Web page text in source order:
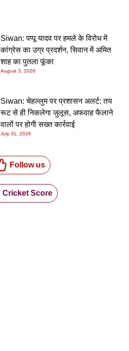
Siwan: पप्पू यादव पर हमले के विरोध में
कांग्रेस का उग्र प्रदर्शन, सिवान में अमित
शाह का पुतला फूंका
August 3, 2026
Siwan: चेहल्लुम पर प्रशासन अलर्ट: तय
रूट से ही निकलेगा जुलूस, अफवाह फैलाने
वालों पर होगी सख्त कार्रवाई
July 31, 2026
Follow us
Cricket Score